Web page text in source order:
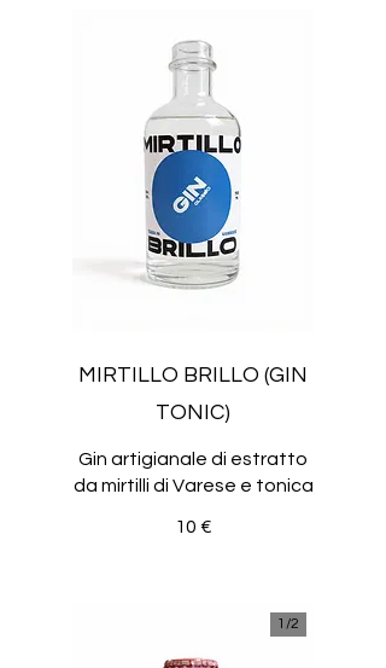
MIRTILLO BRILLO (GIN
TONIC)
Gin artigianale di estratto
10 €
1/2